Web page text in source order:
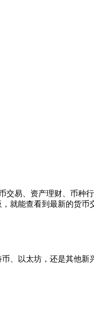
易、资产理财、币种
就能查看到最新的货币
、以太坊，还是其他